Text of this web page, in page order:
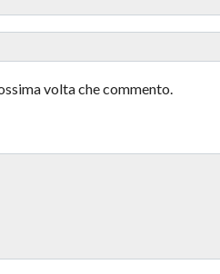
volta che commento.